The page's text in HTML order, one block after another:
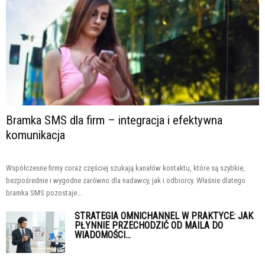
Bramka SMS dla firm – integracja i efektywna
komunikacja
Współczesne firmy coraz częściej szukają kanałów kontaktu, które są szybkie,
bezpośrednie i wygodne zarówno dla nadawcy, jak i odbiorcy. Właśnie dlatego
bramka SMS pozostaje...
STRATEGIA OMNICHANNEL W PRAKTYCE: JAK
PŁYNNIE PRZECHODZIĆ OD MAILA DO
WIADOMOŚCI...